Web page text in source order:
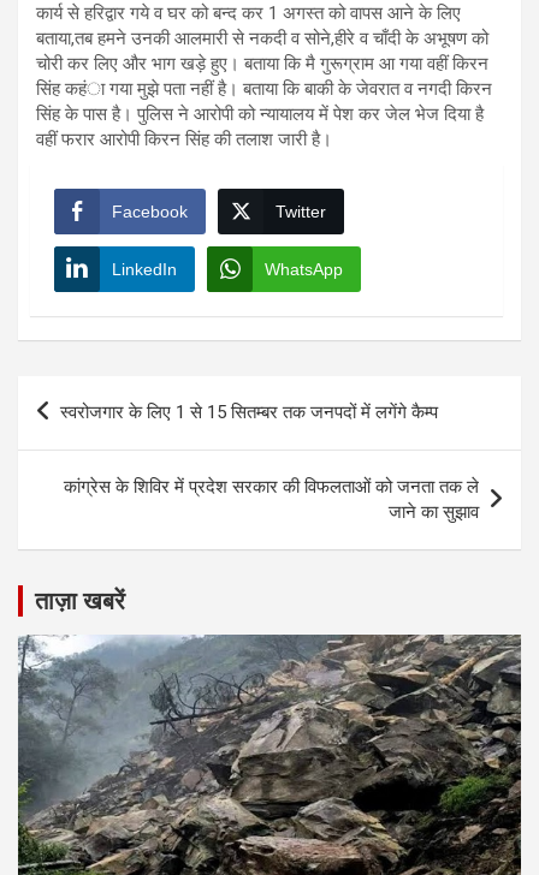
कार्य से हरिद्वार गये व घर को बन्द कर 1 अगस्त को वापस आने के लिए
बताया,तब हमने उनकी आलमारी से नकदी व सोने,हीरे व चाँदी के अभूषण को
चोरी कर लिए और भाग खड़े हुए। बताया कि मै गुरूग्राम आ गया वहीं किरन
सिंह कहंा गया मुझे पता नहीं है। बताया कि बाकी के जेवरात व नगदी किरन
सिंह के पास है। पुलिस ने आरोपी को न्यायालय में पेश कर जेल भेज दिया है
वहीं फरार आरोपी किरन सिंह की तलाश जारी है।
Facebook Twitter
LinkedIn WhatsApp
Post
स्वरोजगार के लिए 1 से 15 सितम्बर तक जनपदों में लगेंगे कैम्प
कांग्रेस के शिविर में प्रदेश सरकार की विफलताओं को जनता तक ले
जाने का सुझाव
ताज़ा खबरें